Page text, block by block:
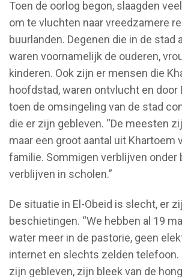
Toen de oorlog begon, slaagden
om te vluchten naar vreedzamere
buurlanden. Degenen die in de stad
waren voornamelijk de ouderen,
kinderen. Ook zijn er mensen die
hoofdstad, waren ontvlucht en door
toen de omsingeling van de stad
die er zijn gebleven. “De meesten
maar een groot aantal uit Khartoem
familie. Sommigen verblijven onder
verblijven in scholen.”
De situatie in El-Obeid is slecht, er
beschietingen. “We hebben al 19
water meer in de pastorie, geen
internet en slechts zelden telefoon.
zijn gebleven, zijn bleek van de